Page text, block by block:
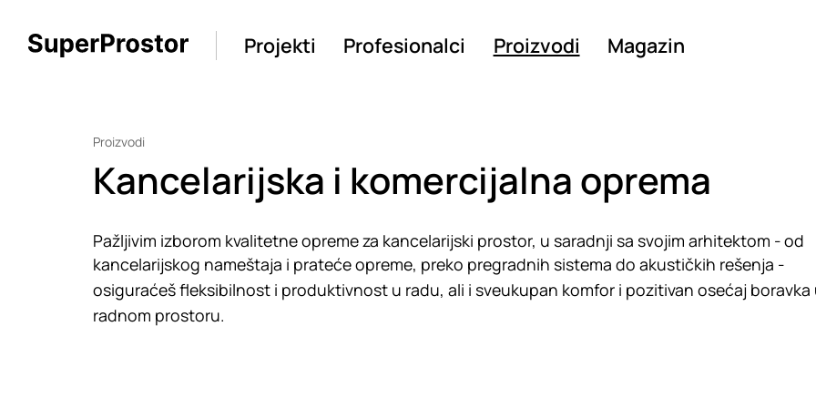
Projekti Profesionalci Proizvodi Magazin
Proizvodi
Kancelarijska i komercijalna oprema
Pažljivim izborom kvalitetne opreme za kancelarijski prostor, u saradnji sa svojim arhitektom - od
kancelarijskog nameštaja i prateće opreme, preko pregradnih sistema do akustičkih rešenja -
osiguraćeš fleksibilnost i produktivnost u radu, ali i sveukupan komfor i pozitivan osećaj boravka
radnom prostoru.